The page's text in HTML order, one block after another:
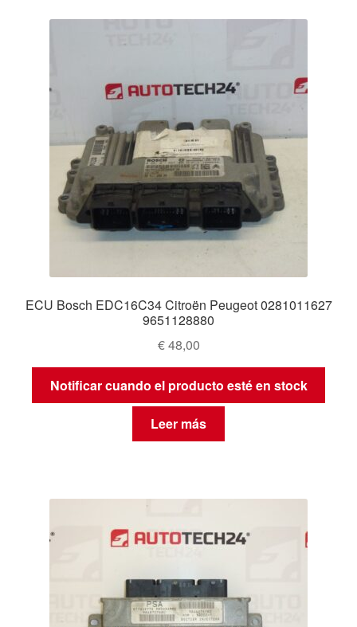
ECU Bosch EDC16C34 Citroën Peugeot 0281011627
9651128880
€48,00
Notificar cuando el producto esté en stock
Leer más